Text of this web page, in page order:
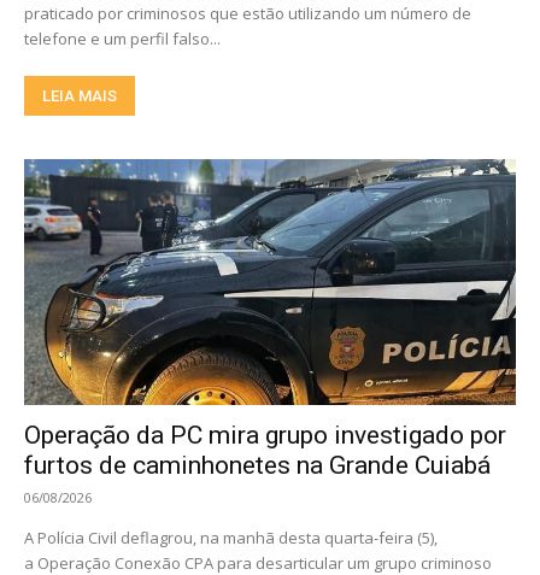
praticado por criminosos que estão utilizando um número de
telefone e um perfil falso...
LEIA MAIS
Operação da PC mira grupo investigado por
furtos de caminhonetes na Grande Cuiabá
06/08/2026
A Polícia Civil deflagrou, na manhã desta quarta-feira (5),
a Operação Conexão CPA para desarticular um grupo criminoso